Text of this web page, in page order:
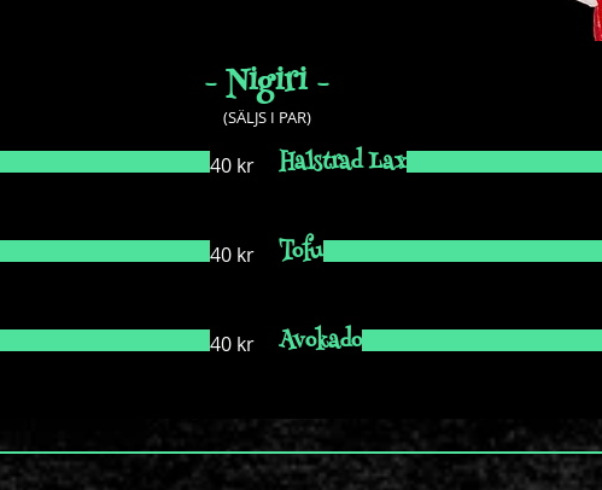
- Nigiri -
(SÄLJS I PAR)
40 kr Halstrad Lax
40 kr Tofu
40 kr Avokado